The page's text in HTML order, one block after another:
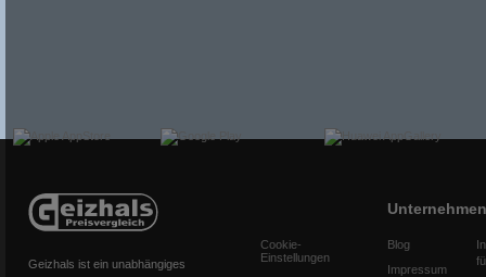
Geizhals ist ein unabhängiges
Cookie-
Einstellungen
Unternehmen
Blog
Impressum